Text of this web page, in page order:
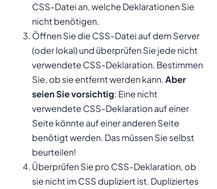
CSS-Datei an, welche Deklarationen Sie
nicht benötigen.
Öffnen Sie die CSS-Datei auf dem Server
(oder lokal) und überprüfen Sie jede nicht
verwendete CSS-Deklaration. Bestimmen
Sie, ob sie entfernt werden kann.Aber
seien Sie vorsichtig: Eine nicht
verwendete CSS-Deklaration auf einer
Seite könnte auf einer anderen Seite
benötigt werden. Das müssen Sie selbst
beurteilen!
Überprüfen Sie pro CSS-Deklaration, ob
sie nicht im CSS dupliziert ist. Dupliziertes